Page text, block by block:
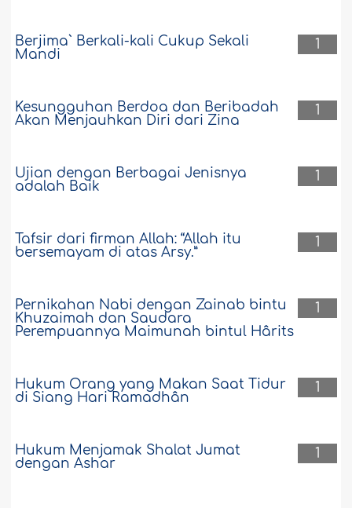
1
Berjima` Berkali-kali Cukup Sekali
Mandi
1
Kesungguhan Berdoa dan Beribadah
Akan Menjauhkan Diri dari Zina
1
Ujian dengan Berbagai Jenisnya
adalah Baik
1
Tafsir dari firman Allah: “Allah itu
bersemayam di atas Arsy.”
1
Pernikahan Nabi dengan Zainab bintu
Khuzaimah dan Saudara
Perempuannya Maimunah bintul Hârits
1
Hukum Orang yang Makan Saat Tidur
di Siang Hari Ramadhân
1
Hukum Menjamak Shalat Jumat
dengan Ashar